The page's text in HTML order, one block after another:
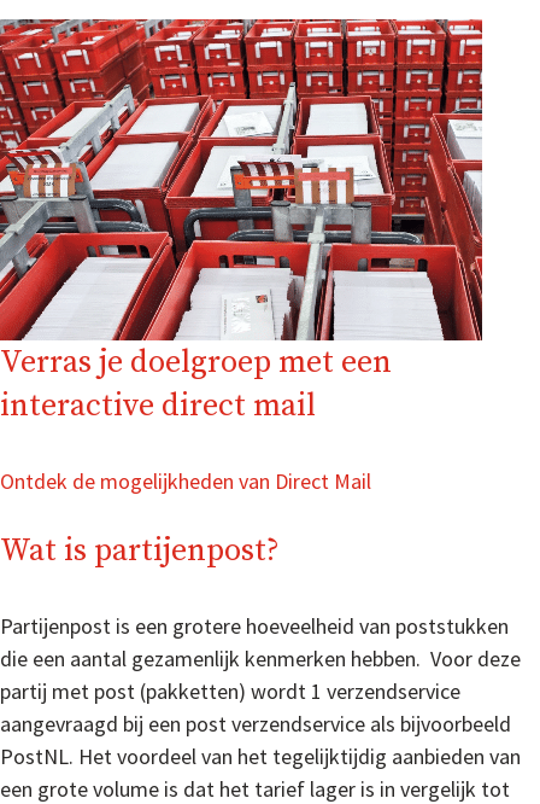
Verras je doelgroep met een
interactive direct mail
Ontdek de mogelijkheden van Direct Mail
Wat is partijenpost?
Partijenpost is een grotere hoeveelheid van poststukken
die een aantal gezamenlijk kenmerken hebben. Voor deze
partij met post (pakketten) wordt 1 verzendservice
aangevraagd bij een post verzendservice als bijvoorbeeld
PostNL. Het voordeel van het tegelijktijdig aanbieden van
een grote volume is dat het tarief lager is in vergelijk tot